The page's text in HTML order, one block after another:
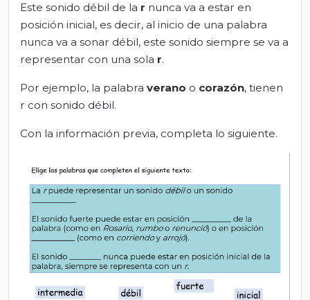
Este sonido débil de la r nunca va a estar en
posición inicial, es decir, al inicio de una palabra
nunca va a sonar débil, este sonido siempre se va a
representar con una sola r.
Por ejemplo, la palabra verano o corazón, tienen
r con sonido débil.
Con la información previa, completa lo siguiente.